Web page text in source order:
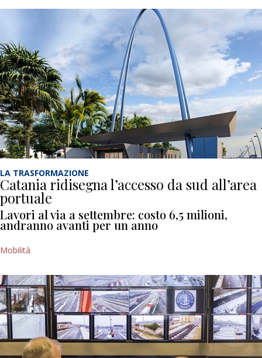
LA TRASFORMAZIONE
Catania ridisegna l’accesso da sud all’area
portuale
Lavori al via a settembre: costo 6,5 milioni,
andranno avanti per un anno
Mobilità